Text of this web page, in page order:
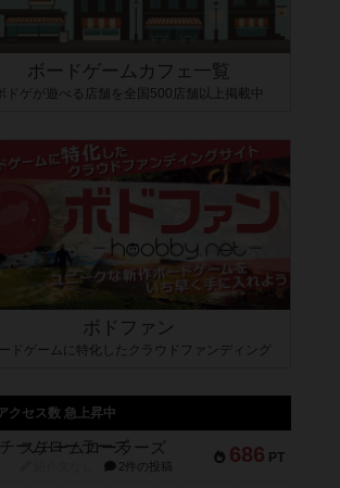
ボードゲームカフェ一覧
ドゲが遊べる店舗を全国500店舗以上掲載中
ボドファン
ドゲームに特化したクラウドファンディング
クセス数 急上昇中
686 PT
スチームローラーズ
2件の投稿